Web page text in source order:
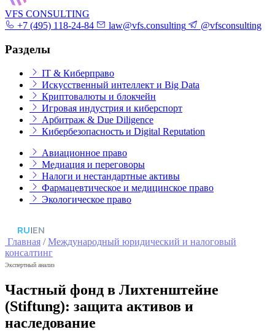
VFS CONSULTING
+7 (495) 118-24-84
law@vfs.consulting @vfsconsulting
Разделы
IT & Киберправо
Искусственный интеллект и Big Data
Криптовалюты и блокчейн
Игровая индустрия и киберспорт
Арбитраж & Due Diligence
Кибербезопасность и Digital Reputation
Авиационное право
Медиация и переговоры
Налоги и нестандартные активы
Фармацевтическое и медицинское право
Экологическое право
RU|EN
Главная /Международный юридический и налоговый
консалтинг
Экспертный анализ
Частный фонд в Лихтенштейне
(Stiftung): защита активов и
наследование